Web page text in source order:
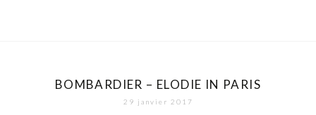
BOMBARDIER – ELODIE IN PARIS
29 janvier 2017